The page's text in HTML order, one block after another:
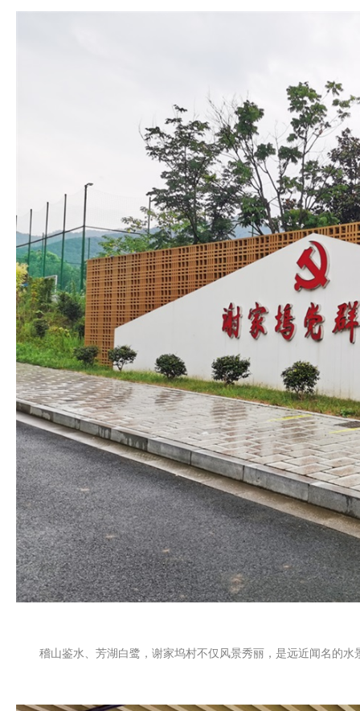
稽山鉴水、芳湖白鹭，谢家坞村不仅风景秀丽，是远近闻名的